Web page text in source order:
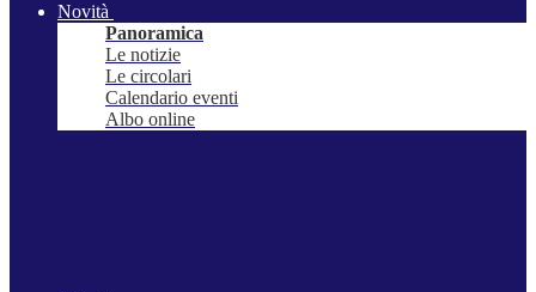
Novità
Panoramica
Le notizie
Le circolari
Calendario eventi
Albo online